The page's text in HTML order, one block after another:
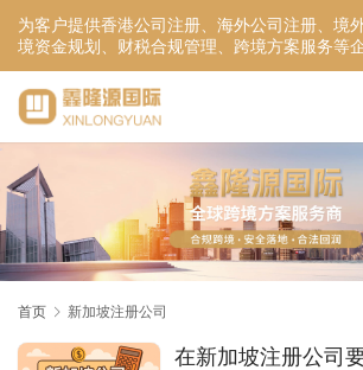
为客户提供香港公司注册、海外公司注册、境
境资金规划、财税合规管理、跨境方案服务等
服务！
首页 新加坡注册公司
在新加坡注册公司